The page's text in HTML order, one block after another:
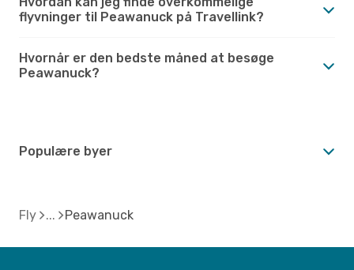
flyvninger til Peawanuck på Travellink?
Hvornår er den bedste måned at besøge
Peawanuck?
Populære byer
Fly Peawanuck